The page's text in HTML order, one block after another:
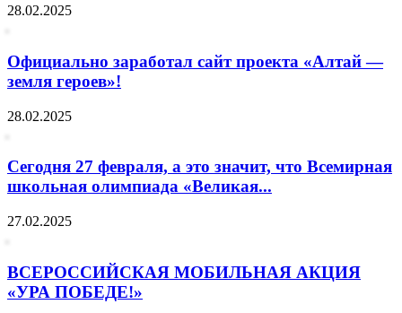
28.02.2025
Официально заработал сайт проекта «Алтай —
земля героев»!
28.02.2025
Сегодня 27 февраля, а это значит, что Всемирная
школьная олимпиада «Великая...
27.02.2025
ВСЕРОССИЙСКАЯ МОБИЛЬНАЯ АКЦИЯ
«УРА ПОБЕДЕ!»